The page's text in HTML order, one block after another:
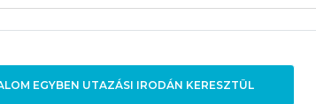
EGYBEN UTAZÁSI IRODÁN KERESZTÜL